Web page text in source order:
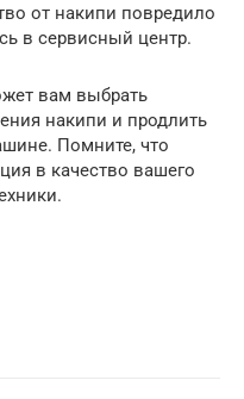
от накипи повредило
в сервисный центр.
вам выбрать
накипи и продлить
Помните, что
в качество вашего